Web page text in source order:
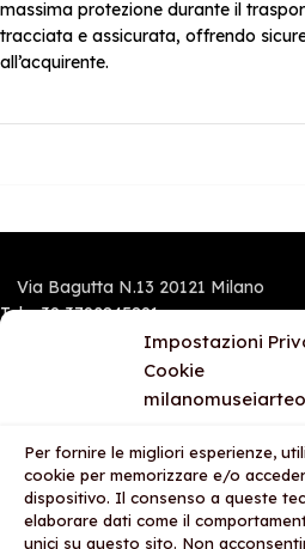
Impostazioni
Cookie
Per fornire le migliori esperienze,
cookie per memorizzare e/o
dispositivo. Il consenso a queste
elaborare dati come il
unici su questo sito. Non
massima protezione durante il
tracciata e assicurata, offrendo
all’acquirente.
Via Bagutta N.13 20121 Milano
Tel.:+39 3792845891
Mobile e Whatsapp: 3792845891
I NOSTRI STORES
AREA LEGALE
AZIENDA